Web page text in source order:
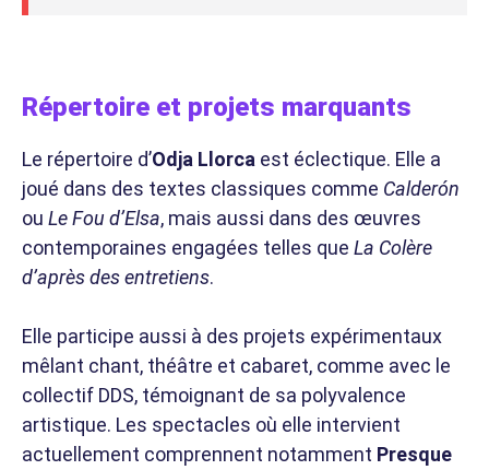
Répertoire et projets marquants
Le répertoire d’Odja Llorca est éclectique. Elle a
joué dans des textes classiques comme Calderón
ou Le Fou d’Elsa, mais aussi dans des œuvres
contemporaines engagées telles que La Colère
d’après des entretiens.
Elle participe aussi à des projets expérimentaux
mêlant chant, théâtre et cabaret, comme avec le
collectif DDS, témoignant de sa polyvalence
artistique. Les spectacles où elle intervient
actuellement comprennent notamment Presque